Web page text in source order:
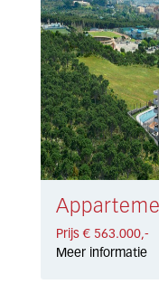
Prijs € 563.000,-
Meer informatie